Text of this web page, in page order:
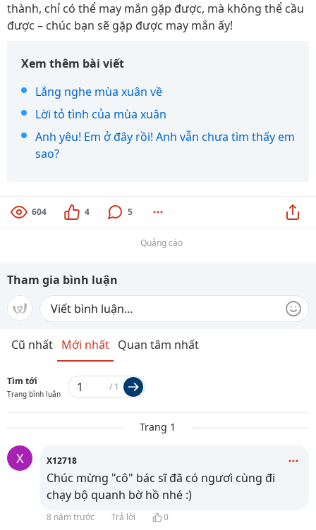
thành, chỉ có thể may mắn gặp được, mà không thể cầu
được – chúc bạn sẽ gặp được may mắn ấy!
Xem thêm bài viết
Lắng nghe mùa xuân về
Lời tỏ tình của mùa xuân
Anh yêu! Em ở đây rồi! Anh vẫn chưa tìm thấy em
sao?
604 4 5
Quảng cáo
Tham gia bình luận
Cũ nhất Mới nhất Quan tâm nhất
Tìm tới
Trang bình luận
/ 1
Trang 1
X X12718
Chúc mừng "cô" bác sĩ đã có ngươì cùng đi
chạy bộ quanh bờ hồ nhé :)
8 năm trước Trả lời 0